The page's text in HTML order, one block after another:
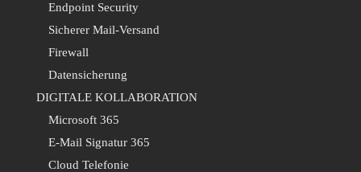
Endpoint Security
Sicherer Mail-Versand
Firewall
Datensicherung
DIGITALE KOLLABORATION
Microsoft 365
E-Mail Signatur 365
Cloud Telefonie